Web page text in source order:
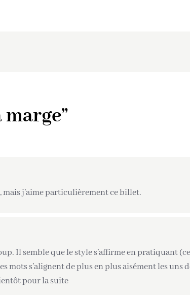
mais j’aime particulièrement ce billet.
Il semble que le style s’affirme en pratiquant
mots s’alignent de plus en plus aisément les uns
pour la suite